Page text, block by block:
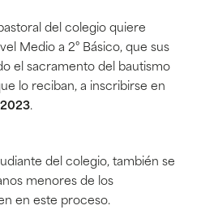
del colegio quiere
Medio a 2° Básico, que sus
el sacramento del bautismo
lo reciban, a inscribirse en
.
del colegio, también se
menores de los
en este proceso.